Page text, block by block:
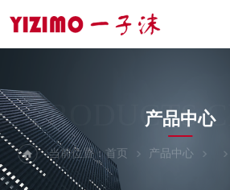
PRODUCTS
产品中心
当前位置：首页 产品中心